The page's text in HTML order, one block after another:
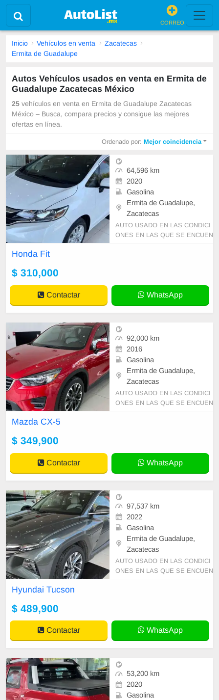
CORREO
Inicio Vehículos en venta
Zacatecas
Ermita de Guadalupe
Autos Vehículos usados en venta en Ermita de
Guadalupe Zacatecas México
25 vehículos en venta en Ermita de Guadalupe Zacatecas
México – Busca, compara precios y consigue las mejores
ofertas en línea.
Ordenado por:Mejor coincidencia
64,596 km
2020
Gasolina
Ermita de Guadalupe,
Zacatecas
AUTO USADO EN LAS CONDICI
ONES EN LAS QUE SE ENCUEN
Honda Fit
$ 310,000
Contactar WhatsApp
92,000 km
2016
Gasolina
Ermita de Guadalupe,
Zacatecas
AUTO USADO EN LAS CONDICI
ONES EN LAS QUE SE ENCUEN
Mazda CX-5
$ 349,900
Contactar WhatsApp
97,537 km
2022
Gasolina
Ermita de Guadalupe,
Zacatecas
AUTO USADO EN LAS CONDICI
ONES EN LAS QUE SE ENCUEN
Hyundai Tucson
$ 489,900
Contactar WhatsApp
53,200 km
2020
Gasolina